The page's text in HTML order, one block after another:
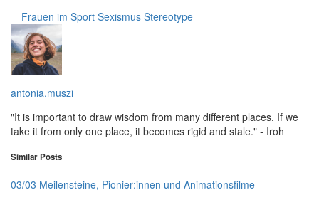
Frauen im Sport Sexismus Stereotype
antonia.muszi
"It is important to draw wisdom from many different places. If we
take it from only one place, it becomes rigid and stale." - Iroh
Similar Posts
03/03 Meilensteine, Pionier:innen und Animationsfilme